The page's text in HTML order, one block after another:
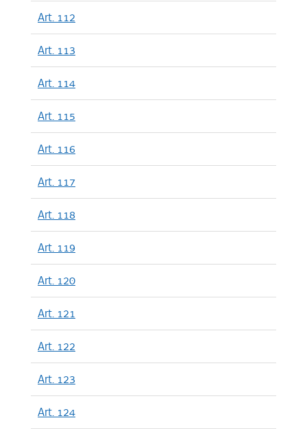
Art. 112
Art. 113
Art. 114
Art. 115
Art. 116
Art. 117
Art. 118
Art. 119
Art. 120
Art. 121
Art. 122
Art. 123
Art. 124